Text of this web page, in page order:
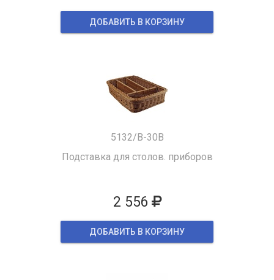
ДОБАВИТЬ В КОРЗИНУ
5132/B-30B
Подставка для столов. приборов
2 556
ДОБАВИТЬ В КОРЗИНУ